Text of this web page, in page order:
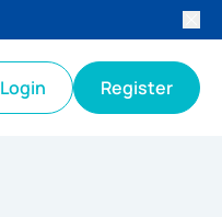
Login Register